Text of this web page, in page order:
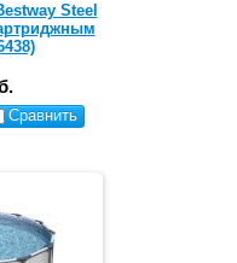
Steel
Сравнить